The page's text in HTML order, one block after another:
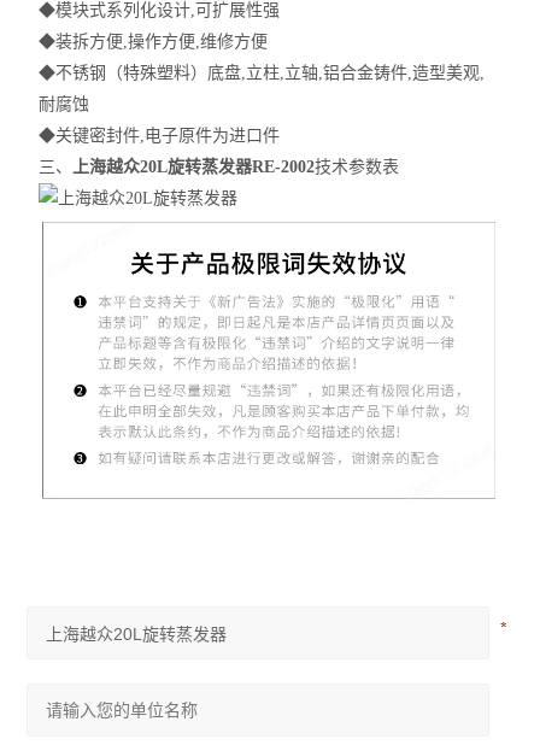
◆模块式系列化设计,可扩展性强
◆装拆方便,操作方便,维修方便
◆不锈钢（特殊塑料）底盘,立柱,立轴,铝合金铸件,造型美观,
耐腐蚀
◆关键密封件,电子原件为进口件
三、上海越众20L旋转蒸发器RE-2002技术参数表